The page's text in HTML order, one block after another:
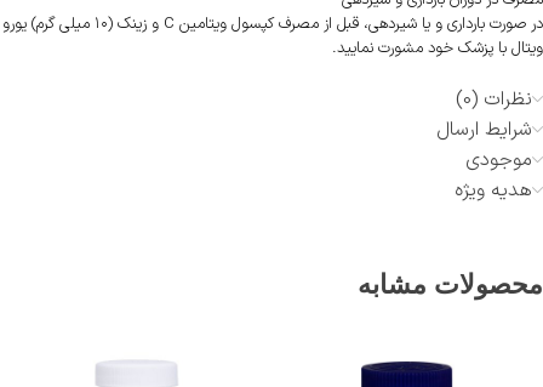
در صورت بارداری و یا شیردهی، قبل از مصرف کپسول ویتامین C و زینک (۱۰ میلی گرم) یورو
ویتال با پزشک خود مشورت نمایید.
نظرات (0)
شرایط ارسال
موجودی
هدیه ویژه
محصولات مشابه